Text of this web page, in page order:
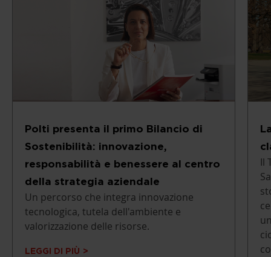
Polti presenta il primo Bilancio di
Sostenibilità: innovazione,
responsabilità e benessere al centro
della strategia aziendale
Un percorso che integra innovazione
tecnologica, tutela dell'ambiente e
valorizzazione delle risorse.
LEGGI DI PIÙ
Il